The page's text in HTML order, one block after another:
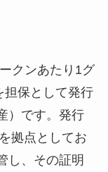
クンあたり1グ
担保として発行
）です。発行
拠点としてお
し、その証明